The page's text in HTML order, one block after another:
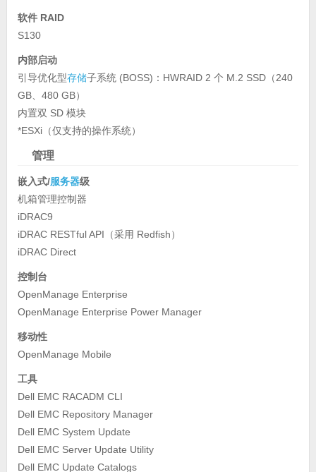
软件 RAID
S130
内部启动
引导优化型存储子系统 (BOSS)：HWRAID 2 个 M.2 SSD（240
GB、480 GB）
内置双 SD 模块
*ESXi（仅支持的操作系统）
管理
嵌入式/服务器级
机箱管理控制器
iDRAC9
iDRAC RESTful API（采用 Redfish）
iDRAC Direct
控制台
OpenManage Enterprise
OpenManage Enterprise Power Manager
移动性
OpenManage Mobile
工具
Dell EMC RACADM CLI
Dell EMC Repository Manager
Dell EMC System Update
Dell EMC Server Update Utility
Dell EMC Update Catalogs